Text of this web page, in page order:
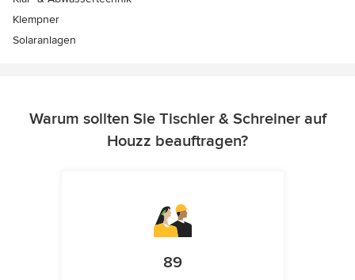
Klempner
Solaranlagen
Warum sollten Sie Tischler & Schreiner auf
Houzz beauftragen?
89